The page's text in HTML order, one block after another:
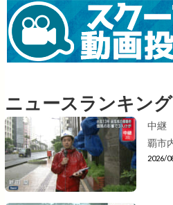
ニュースランキング
中継
覇市
2026/